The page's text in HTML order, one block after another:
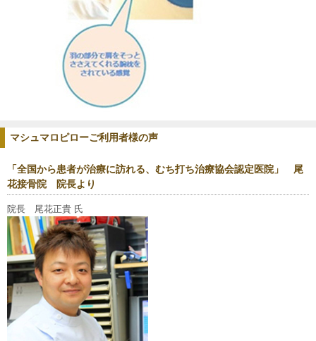
マシュマロピローご利用者様の声
「全国から患者が治療に訪れる、むち打ち治療協会認定医院」 尾
花接骨院 院長より
院長 尾花正貴 氏